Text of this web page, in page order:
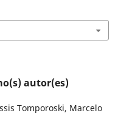
autor(es)
Tomporoski, Marcelo